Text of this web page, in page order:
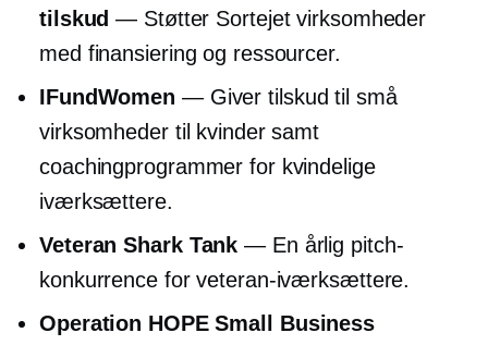
tilskud — Støtter Sortejetvirksomheder
med finansiering og ressourcer.
IFundWomen — Giver tilskud til små
virksomheder til kvinder samt
coachingprogrammer for kvindelige
iværksættere.
Veteran Shark Tank — En årlig pitch-
konkurrence for veteran-iværksættere.
Operation HOPE Small Business